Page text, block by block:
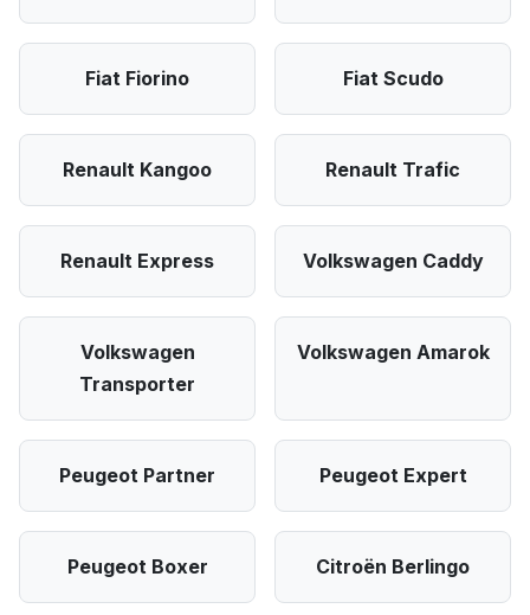
Fiat Fiorino Fiat Scudo
Renault Kangoo Renault Trafic
Renault Express Volkswagen Caddy
Volkswagen
Transporter
Volkswagen Amarok
Peugeot Partner Peugeot Expert
Peugeot Boxer Citroën Berlingo